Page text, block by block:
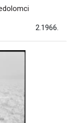
2.1966.